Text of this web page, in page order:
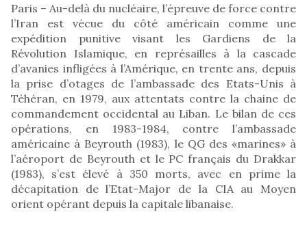
Paris – Au-delà du nucléaire, l’épreuve de force contre
l’Iran est vécue du côté américain comme une
expédition punitive visant les Gardiens de la
Révolution Islamique, en représailles à la cascade
d’avanies infligées à l’Amérique, en trente ans, depuis
la prise d’otages de l’ambassade des Etats-Unis à
Téhéran, en 1979, aux attentats contre la chaine de
commandement occidental au Liban. Le bilan de ces
opérations, en 1983-1984, contre l’ambassade
américaine à Beyrouth (1983), le QG des «marines» à
l’aéroport de Beyrouth et le PC français du Drakkar
(1983), s’est élevé à 350 morts, avec en prime la
décapitation de l’Etat-Major de la CIA au Moyen
orient opérant depuis la capitale libanaise.